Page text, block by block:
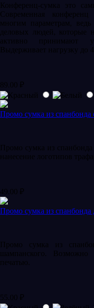
Конференц-сумка это
Современная конференц
многим параметрам,
деловых людей,
активно принимают
Выдерживает нагрузку до 4
89.00 ₽
Промо сумка из спанбонда
Промо сумка из
нанесение логотипов
49.00 ₽
Промо сумка из спанбонда
Промо сумка из
шампанского. Возможно
печатью.
55.00 ₽